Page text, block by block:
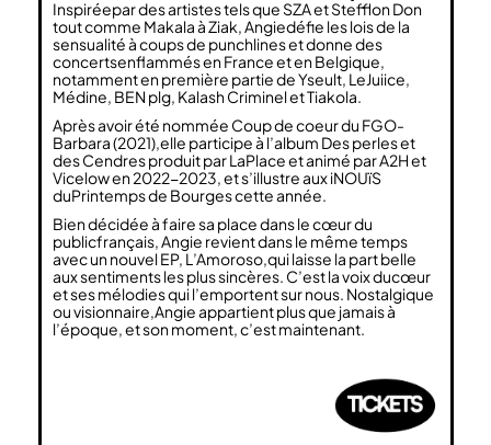
Inspiréepar des artistes tels que SZA et Stefflon Don
tout comme Makala à Ziak, Angiedéfie les lois de la
sensualité à coups de punchlines et donne des
concertsenflammés en France et en Belgique,
notamment en première partie de Yseult, LeJuiice,
Médine, BEN plg, Kalash Criminel et Tiakola.
Après avoir été nommée Coup de coeur du FGO-
Barbara (2021),elle participe à l’album Des perles et
des Cendres produit par LaPlace et animé par A2H et
Vicelow en 2022-2023, et s’illustre aux iNOUïS
duPrintemps de Bourges cette année.
Bien décidée à faire sa place dans le cœur du
publicfrançais, Angie revient dans le même temps
avec un nouvel EP, L’Amoroso,qui laisse la part belle
aux sentiments les plus sincères. C’est la voix ducœur
et ses mélodies qui l’emportent sur nous. Nostalgique
ou visionnaire,Angie appartient plus que jamais à
l’époque, et son moment, c’est maintenant.